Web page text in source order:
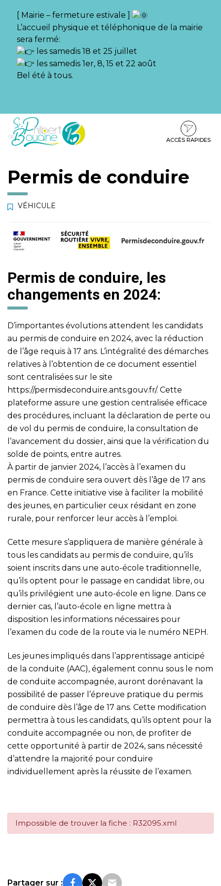
[ Mairie – fermeture estivale ]
L’accueil physique et téléphonique de la mairie
sera fermé:
les samedis 18 et 25 juillet
les samedis 1er, 8, 15 et 22 août
Bel été à tous.
Aller
Aller
contenu
Aller
pied
ACCÈS RAPIDES
Permis de conduire
VÉHICULE
Permis de conduire, les
changements en 2024:
D’importantes évolutions attendent les candidats
au permis de conduire en 2024, avec la réduction
de l’âge requis à 17 ans. L’intégralité des démarches
relatives à l’obtention de ce document essentiel
sont centralisées sur le site
https://permisdeconduire.ants.gouv.fr/. Cette
plateforme assure une gestion centralisée efficace
des procédures, incluant la déclaration de perte ou
de vol du permis de conduire, la consultation de
l’avancement du dossier, ainsi que la vérification du
solde de points, entre autres.
À partir de janvier 2024, l’accès à l’examen du
permis de conduire sera ouvert dès l’âge de 17 ans
en France. Cette initiative vise à faciliter la mobilité
des jeunes, en particulier ceux résidant en zone
rurale, pour renforcer leur accès à l’emploi.
Cette mesure s’appliquera de manière générale à
tous les candidats au permis de conduire, qu’ils
soient inscrits dans une auto-école traditionnelle,
qu’ils optent pour le passage en candidat libre, ou
qu’ils privilégient une auto-école en ligne. Dans ce
dernier cas, l’auto-école en ligne mettra à
disposition les informations nécessaires pour
l’examen du code de la route via le numéro NEPH.
Les jeunes impliqués dans l’apprentissage anticipé
de la conduite (AAC), également connu sous le nom
de conduite accompagnée, auront dorénavant la
possibilité de passer l’épreuve pratique du permis
de conduire dès l’âge de 17 ans. Cette modification
permettra à tous les candidats, qu’ils optent pour la
conduite accompagnée ou non, de profiter de
cette opportunité à partir de 2024, sans nécessité
d’attendre la majorité pour conduire
individuellement après la réussite de l’examen.
Impossible de trouver la fiche : R32095.xml
Partager sur :